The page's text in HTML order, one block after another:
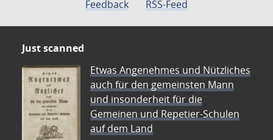
Feedback
RSS-Feed
Just scanned
Etwas Angenehmes und Nützliches
auch für den gemeinsten Mann
und insonderheit für die
Gemeinen und Repetier-Schulen
auf dem Land